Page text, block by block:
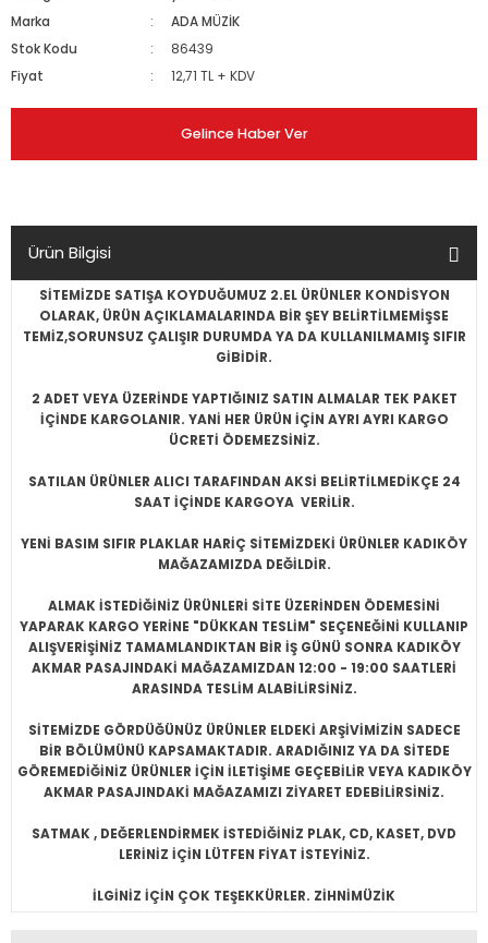
Marka
ADA MÜZİK
Stok Kodu
86439
Fiyat
12,71 TL + KDV
Gelince Haber Ver
Ürün Bilgisi
SİTEMİZDE SATIŞA KOYDUĞUMUZ 2.EL ÜRÜNLER KONDİSYON
OLARAK, ÜRÜN AÇIKLAMALARINDA BİR ŞEY BELİRTİLMEMİŞSE
TEMİZ,SORUNSUZ ÇALIŞIR DURUMDA YA DA KULLANILMAMIŞ SIFIR
GİBİDİR.
2 ADET VEYA ÜZERİNDE YAPTIĞINIZ SATIN ALMALAR TEK PAKET
İÇİNDE KARGOLANIR. YANİ HER ÜRÜN İÇİN AYRI AYRI KARGO
ÜCRETİ ÖDEMEZSİNİZ.
SATILAN ÜRÜNLER ALICI TARAFINDAN AKSİ BELİRTİLMEDİKÇE 24
SAAT İÇİNDE KARGOYA VERİLİR.
YENİ BASIM SIFIR PLAKLAR HARİÇ SİTEMİZDEKİ ÜRÜNLER KADIKÖY
MAĞAZAMIZDA DEĞİLDİR.
ALMAK İSTEDİĞİNİZ ÜRÜNLERİ SİTE ÜZERİNDEN ÖDEMESİNİ
YAPARAK KARGO YERİNE "DÜKKAN TESLİM" SEÇENEĞİNİ KULLANIP
ALIŞVERİŞİNİZ TAMAMLANDIKTAN BİR İŞ GÜNÜ SONRA KADIKÖY
AKMAR PASAJINDAKİ MAĞAZAMIZDAN 12:00 - 19:00 SAATLERİ
ARASINDA TESLİM ALABİLİRSİNİZ.
SİTEMİZDE GÖRDÜĞÜNÜZ ÜRÜNLER ELDEKİ ARŞİVİMİZİN SADECE
BİR BÖLÜMÜNÜ KAPSAMAKTADIR. ARADIĞINIZ YA DA SİTEDE
GÖREMEDİĞİNİZ ÜRÜNLER İÇİN İLETİŞİME GEÇEBİLİR VEYA KADIKÖY
AKMAR PASAJINDAKİ MAĞAZAMIZI ZİYARET EDEBİLİRSİNİZ.
SATMAK , DEĞERLENDİRMEK İSTEDİĞİNİZ PLAK, CD, KASET, DVD
LERİNİZ İÇİN LÜTFEN FİYAT İSTEYİNİZ.
İLGİNİZ İÇİN ÇOK TEŞEKKÜRLER. ZİHNİMÜZİK